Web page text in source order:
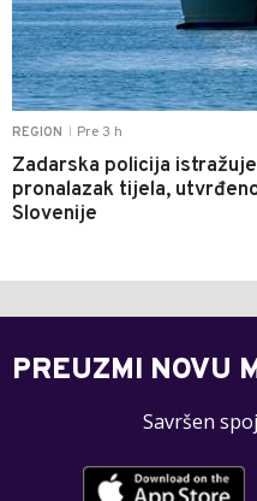
REGION Pre 3 h
Zadarska policija
pronalazak tijela,
Slovenije
PREUZMI NOVU
Savršen